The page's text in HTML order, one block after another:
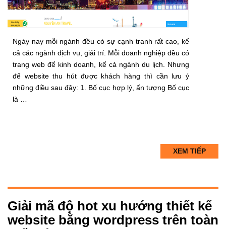
Ngày nay mỗi ngành đều có sự cạnh tranh rất cao, kể
cả các ngành dịch vụ, giải trí. Mỗi doanh nghiệp đều có
trang web để kinh doanh, kể cả ngành du lịch. Nhưng
để website thu hút được khách hàng thì cần lưu ý
những điều sau đây: 1. Bố cục hợp lý, ấn tượng Bố cục
là …
XEM TIẾP
Giải mã độ hot xu hướng thiết kế
website bằng wordpress trên toàn